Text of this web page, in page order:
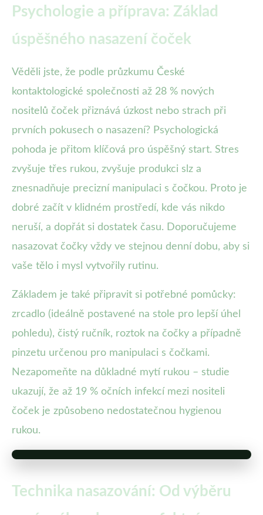
Psychologie a příprava: Základ
úspěšného nasazení čoček
Věděli jste, že podle průzkumu České
kontaktologické společnosti až 28 % nových
nositelů čoček přiznává úzkost nebo strach při
prvních pokusech o nasazení? Psychologická
pohoda je přitom klíčová pro úspěšný start. Stres
zvyšuje třes rukou, zvyšuje produkci slz a
znesnadňuje precizní manipulaci s čočkou. Proto je
dobré začít v klidném prostředí, kde vás nikdo
neruší, a dopřát si dostatek času. Doporučujeme
nasazovat čočky vždy ve stejnou denní dobu, aby si
vaše tělo i mysl vytvořily rutinu.
Základem je také připravit si potřebné pomůcky:
zrcadlo (ideálně postavené na stole pro lepší úhel
pohledu), čistý ručník, roztok na čočky a případně
pinzetu určenou pro manipulaci s čočkami.
Nezapomeňte na důkladné mytí rukou – studie
ukazují, že až 19 % očních infekcí mezi nositeli
čoček je způsobeno nedostatečnou hygienou
rukou.
Technika nasazování: Od výběru